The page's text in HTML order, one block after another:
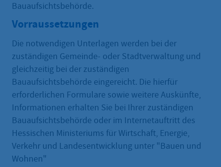
Bauaufsichtsbehörde.
Vorraussetzungen
Die notwendigen Unterlagen werden bei der
zuständigen Gemeinde- oder Stadtverwaltung und
gleichzeitig bei der zuständigen
Bauaufsichtsbehörde eingereicht. Die hierfür
erforderlichen Formulare sowie weitere Auskünfte,
Informationen erhalten Sie bei Ihrer zuständigen
Bauaufsichtsbehörde oder im Internetauftritt des
Hessischen Ministeriums für Wirtschaft, Energie,
Verkehr und Landesentwicklung unter "Bauen und
Wohnen"